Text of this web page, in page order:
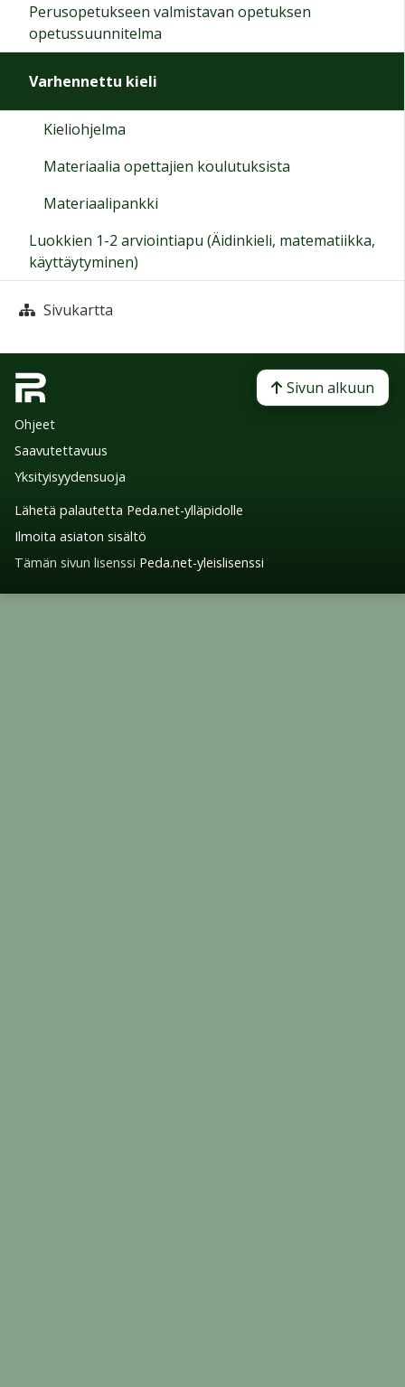
Perusopetukseen valmistavan opetuksen
opetussuunnitelma
Varhennettu kieli
Kieliohjelma
Materiaalia opettajien koulutuksista
Materiaalipankki
Luokkien 1-2 arviointiapu (Äidinkieli, matematiikka,
käyttäytyminen)
Sivukartta
Ohjeet
Saavutettavuus
Yksityisyydensuoja
Lähetä palautetta Peda.net-ylläpidolle
Ilmoita asiaton sisältö
Tämän sivun lisenssi Peda.net-yleislisenssi
Sivun alkuun